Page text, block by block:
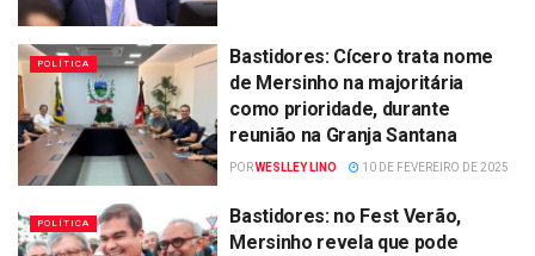
POLÍTICA
Bastidores: Cícero trata nome
de Mersinho na majoritária
como prioridade, durante
reunião na Granja Santana
PORWESLLEY LINO 10 DE FEVEREIRO DE 2025
POLÍTICA
Bastidores: no Fest Verão,
Mersinho revela que pode